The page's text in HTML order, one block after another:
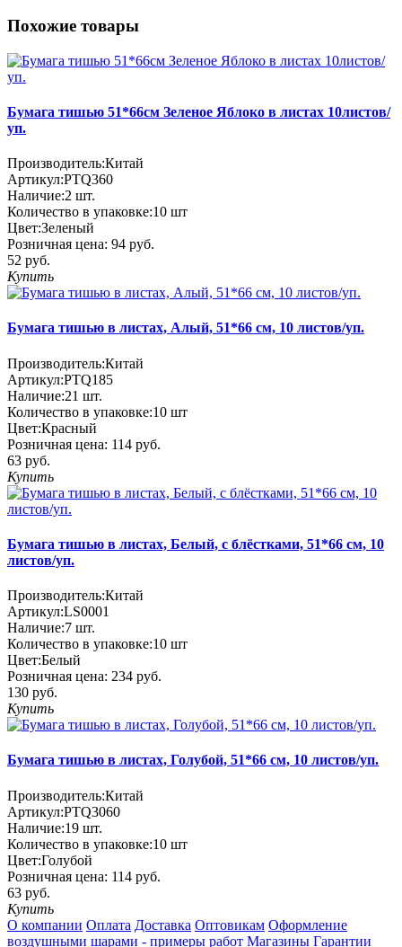
Похожие товары
Бумага тишью 51*66см Зеленое Яблоко в листах 10листов/
уп.
Производитель:Китай
Артикул:PTQ360
Наличие:2 шт.
Количество в упаковке:10 шт
Цвет:Зеленый
Розничная цена: 94 руб.
52 руб.
Купить
Бумага тишью в листах, Алый, 51*66 см, 10 листов/уп.
Производитель:Китай
Артикул:PTQ185
Наличие:21 шт.
Количество в упаковке:10 шт
Цвет:Красный
Розничная цена: 114 руб.
63 руб.
Купить
Бумага тишью в листах, Белый, с блёстками, 51*66 см, 10
листов/уп.
Производитель:Китай
Артикул:LS0001
Наличие:7 шт.
Количество в упаковке:10 шт
Цвет:Белый
Розничная цена: 234 руб.
130 руб.
Купить
Бумага тишью в листах, Голубой, 51*66 см, 10 листов/уп.
Производитель:Китай
Артикул:PTQ3060
Наличие:19 шт.
Количество в упаковке:10 шт
Цвет:Голубой
Розничная цена: 114 руб.
63 руб.
Купить
О компании Оплата Доставка Оптовикам Оформление
воздушными шарами - примеры работ Магазины Гарантии